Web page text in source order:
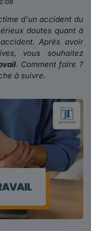
d'un accident du
doutes quant à
Après avoir
vous souhaitez
. Comment faire ?
à suivre.